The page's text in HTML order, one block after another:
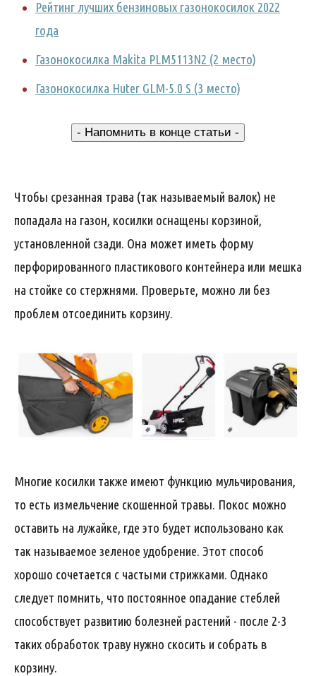
Рейтинг лучших бензиновых газонокосилок 2022
года
Газонокосилка Makita PLM5113N2 (2 место)
Газонокосилка Huter GLM-5.0 S (3 место)
- Напомнить в конце статьи -
Чтобы срезанная трава (так называемый валок) не
попадала на газон, косилки оснащены корзиной,
установленной сзади. Она может иметь форму
перфорированного пластикового контейнера или мешка
на стойке со стержнями. Проверьте, можно ли без
проблем отсоединить корзину.
Многие косилки также имеют функцию мульчирования,
то есть измельчение скошенной травы. Покос можно
оставить на лужайке, где это будет использовано как
так называемое зеленое удобрение. Этот способ
хорошо сочетается с частыми стрижками. Однако
следует помнить, что постоянное опадание стеблей
способствует развитию болезней растений - после 2-3
таких обработок траву нужно скосить и собрать в
корзину.